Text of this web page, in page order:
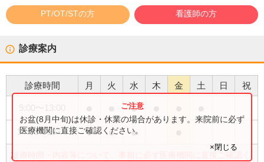
PT/OT/STの方 看護師の方
診療案内
診療時間 月 火 水 木 金 土 日 祝
●
14:00〜18:00 ● ● ●
診療時間・内容等について、事前に必ず医療機関に直接ご確認く
お盆(8月中旬)は休診・休業の場合があります。来院前に必ず
医療機関に直接ご確認ください。
×閉じる